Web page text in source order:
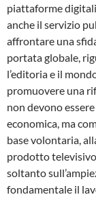
piattaforme
anche il servizio
affrontare una
portata globale,
l’editoria e il
promuovere una
non devono
economica, ma
base volontaria,
prodotto
soltanto
fondamentale il